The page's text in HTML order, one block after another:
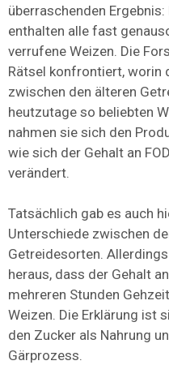
überraschenden
enthalten alle fast
verrufene Weizen. Die
Rätsel konfrontiert, worin
zwischen den älteren
heutzutage so beliebten
nahmen sie sich den
wie sich der Gehalt an
verändert.
Tatsächlich gab es auch
Unterschiede zwischen
Getreidesorten.
heraus, dass der Gehalt
mehreren Stunden
Weizen. Die Erklärung ist
den Zucker als Nahrung
Gärprozess.